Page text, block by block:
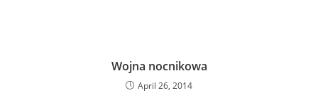
Wojna nocnikowa
April 26, 2014